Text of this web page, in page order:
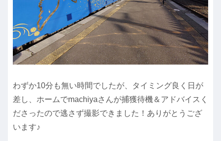
わずか10分も無い時間でしたが、タイミング良く日が
差し、ホームでmachiyaさんが捕獲待機＆アドバイスく
ださったので逃さず撮影できました！ありがとうござ
います♪